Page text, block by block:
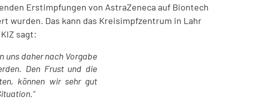
Erstimpfungen von AstraZeneca auf Biontech
wurden. Das kann das Kreisimpfzentrum in Lahr
sagt:
uns daher nach Vorgabe
Den Frust und die
können wir sehr gut